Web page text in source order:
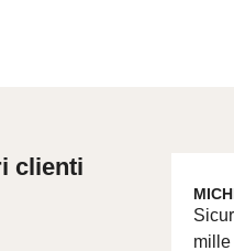
clienti
mille